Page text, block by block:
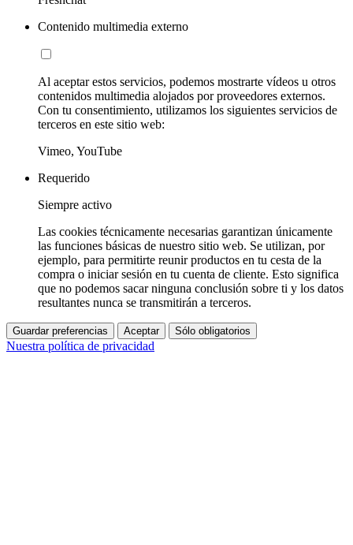
Contenido multimedia externo
Al aceptar estos servicios, podemos mostrarte vídeos u otros
contenidos multimedia alojados por proveedores externos.
Con tu consentimiento, utilizamos los siguientes servicios de
terceros en este sitio web:
Vimeo, YouTube
Requerido
Siempre activo
Las cookies técnicamente necesarias garantizan únicamente
las funciones básicas de nuestro sitio web. Se utilizan, por
ejemplo, para permitirte reunir productos en tu cesta de la
compra o iniciar sesión en tu cuenta de cliente. Esto significa
que no podemos sacar ninguna conclusión sobre ti y los datos
resultantes nunca se transmitirán a terceros.
Guardar preferencias Aceptar Sólo obligatorios
Nuestra política de privacidad